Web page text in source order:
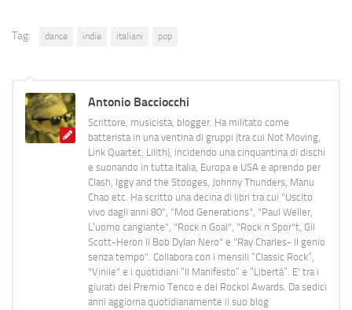
Tag: dance indie italiani pop
Antonio Bacciocchi
Scrittore, musicista, blogger. Ha militato come
batterista in una ventina di gruppi (tra cui Not Moving,
Link Quartet, Lilith), incidendo una cinquantina di dischi
e suonando in tutta Italia, Europa e USA e aprendo per
Clash, Iggy and the Stooges, Johnny Thunders, Manu
Chao etc. Ha scritto una decina di libri tra cui "Uscito
vivo dagli anni 80", "Mod Generations", "Paul Weller,
L’uomo cangiante", "Rock n Goal", "Rock n Spor"t, Gil
Scott-Heron Il Bob Dylan Nero" e "Ray Charles- Il genio
senza tempo". Collabora con i mensili “Classic Rock”,
"Vinile" e i quotidiani “Il Manifesto” e “Libertà”. E' tra i
giurati del Premio Tenco e del Rockol Awards. Da sedici
anni aggiorna quotidianamente il suo blog